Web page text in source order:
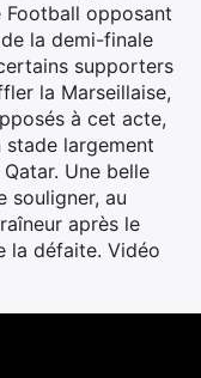
Football opposant
la demi-finale
supporters
la Marseillaise,
à cet acte,
largement
Une belle
souligner, au
après le
la défaite. Vidéo